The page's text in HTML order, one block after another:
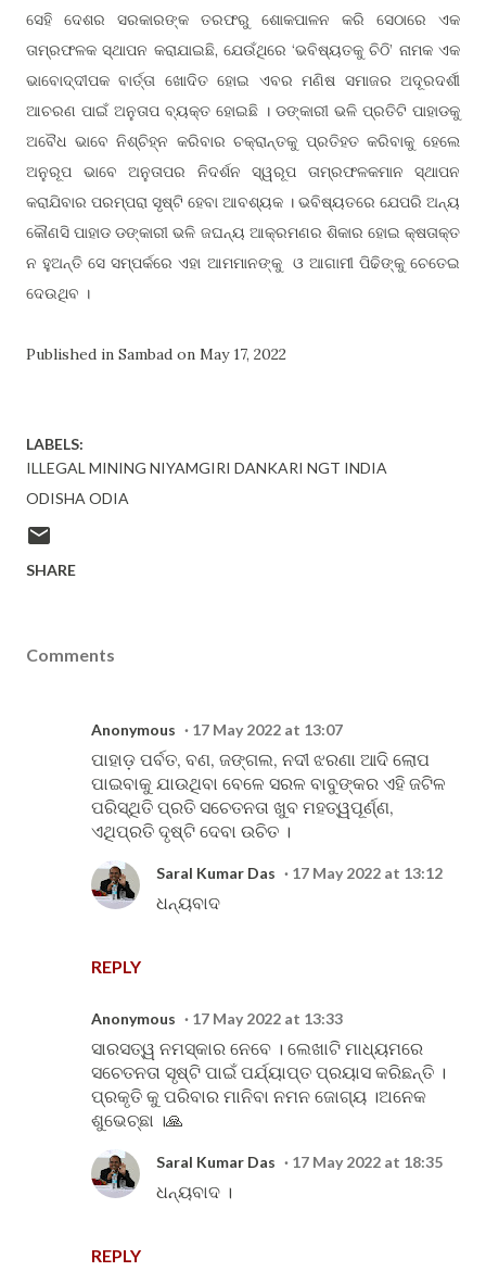
ସେହି ଦେଶର ସରକାରଙ୍କ ତରଫରୁ ଶୋକପାଳନ କରି ସେଠାରେ ଏକ
ତାମ୍ରଫଳକ ସ୍ଥାପନ କରାଯାଇଛି, ଯେଉଁଥିରେ ‘ଭବିଷ୍ୟତକୁ ଚିଠି’ ନାମକ ଏକ
ଭାବୋଦ୍ଦୀପକ ବାର୍ତ୍ତା ଖୋଦିତ ହୋଇ ଏବର ମଣିଷ ସମାଜର ଅଦୂରଦର୍ଶୀ
ଆଚରଣ ପାଇଁ ଅନୁତାପ ବ୍ୟକ୍ତ ହୋଇଛି । ଡଙ୍କାରୀ ଭଳି ପ୍ରତିଟି ପାହାଡକୁ
ଅବୈଧ ଭାବେ ନିଶ୍ଚିହ୍ନ କରିବାର ଚକ୍ରାନ୍ତକୁ ପ୍ରତିହତ କରିବାକୁ ହେଲେ
ଅନୁରୂପ ଭାବେ ଅନୁତାପର ନିଦର୍ଶନ ସ୍ୱରୂପ ତାମ୍ରଫଳକମାନ ସ୍ଥାପନ
କରାଯିବାର ପରମ୍ପରା ସୃଷ୍ଟି ହେବା ଆବଶ୍ୟକ । ଭବିଷ୍ୟତରେ ଯେପରି ଅନ୍ୟ
କୌଣସି ପାହାଡ ଡଙ୍କାରୀ ଭଳି ଜଘନ୍ୟ ଆକ୍ରମଣର ଶିକାର ହୋଇ କ୍ଷତାକ୍ତ
ନ ହୁଅନ୍ତି ସେ ସମ୍ପର୍କରେ ଏହା ଆମମାନଙ୍କୁ ଓ ଆଗାମୀ ପିଢିଙ୍କୁ ଚେତେଇ
ଦେଉଥିବ ।
Published in Sambad on May 17, 2022
LABELS:
ILLEGAL MINING NIYAMGIRI DANKARI NGT INDIA
ODISHA ODIA
SHARE
Comments
Anonymous 17 May 2022 at 13:07
ପାହାଡ଼ ପର୍ବତ, ବଣ, ଜଙ୍ଗଲ, ନଦୀ ଝରଣା ଆଦି ଲୋପ
ପାଇବାକୁ ଯାଉଥିବା ବେଳେ ସରଳ ବାବୁଙ୍କର ଏହି ଜଟିଳ
ପରିସ୍ଥିତି ପ୍ରତି ସଚେତନତା ଖୁବ ମହତ୍ୱପୂର୍ଣ୍ଣ,
ଏଥିପ୍ରତି ଦୃଷ୍ଟି ଦେବା ଉଚିତ ।
REPLY
Saral Kumar Das 17 May 2022 at 13:12
ଧନ୍ୟବାଦ
Anonymous 17 May 2022 at 13:33
ସାରସତ୍ୱ ନମସ୍କାର ନେବେ । ଲେଖାଟି ମାଧ୍ୟମରେ
ସଚେତନତା ସୃଷ୍ଟି ପାଇଁ ପର୍ଯ୍ୟାପ୍ତ ପ୍ରୟାସ କରିଛନ୍ତି ।
ପ୍ରକୃତି କୁ ପରିବାର ମାନିବା ନମନ ଜୋଗ୍ୟ ।ଅନେକ
ଶୁଭେଚ୍ଛା ।🙏
REPLY
Saral Kumar Das 17 May 2022 at 18:35
ଧନ୍ୟବାଦ ।